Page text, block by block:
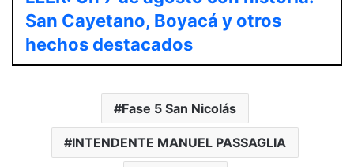
San Cayetano, Boyacá y otros
hechos destacados
Fase 5 San Nicolás
INTENDENTE MANUEL PASSAGLIA